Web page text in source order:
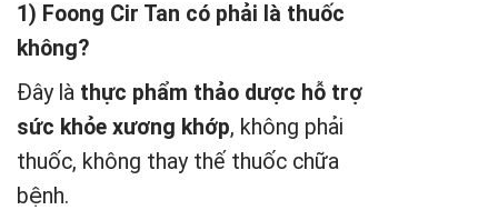
1) Foong Cir Tan có phải là thuốc
không?
Đây là thực phẩm thảo dược hỗ trợ
sức khỏe xương khớp, không phải
thuốc, không thay thế thuốc chữa
bệnh.